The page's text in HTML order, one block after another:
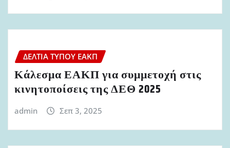
ΔΕΛΤΊΑ ΤΎΠΟΥ ΕΑΚΠ
Κάλεσμα ΕΑΚΠ για συμμετοχή στις
κινητοποίσεις της ΔΕΘ 2025
admin Σεπ 3, 2025